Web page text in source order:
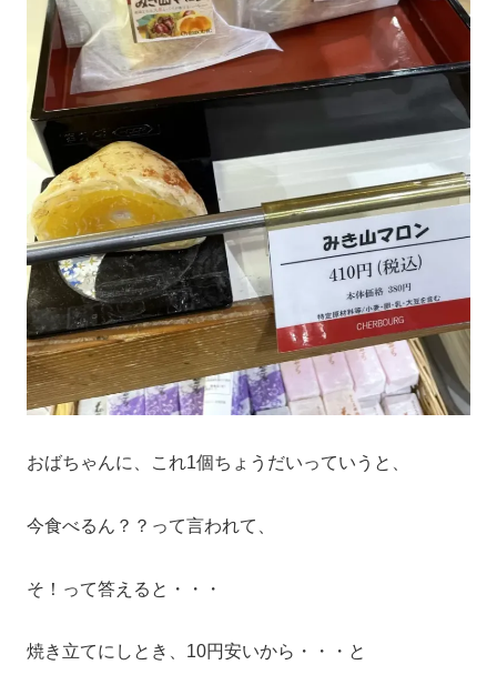
おばちゃんに、これ1個ちょうだいっていうと、
今食べるん？？って言われて、
そ！って答えると・・・
焼き立てにしとき、10円安いから・・・と